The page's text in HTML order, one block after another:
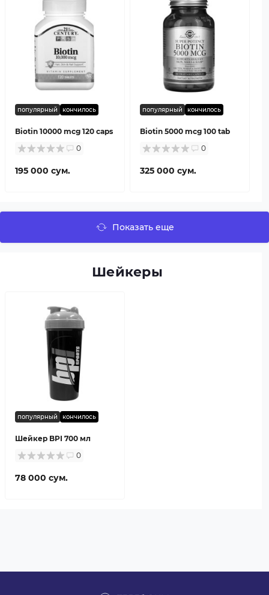
популярный кончилось
Biotin 10000 mcg 120 caps
0
195 000 сум.
популярный кончилось
Biotin 5000 mcg 100 tab
0
325 000 сум.
Показать еще
Шейкеры
популярный кончилось
Шейкер BPI 700 мл
0
78 000 сум.